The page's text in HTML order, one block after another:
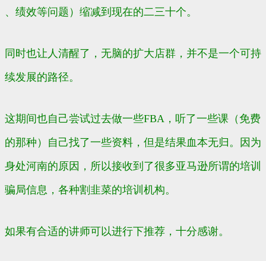
、绩效等问题）缩减到现在的二三十个。
同时也让人清醒了，无脑的扩大店群，并不是一个可持
续发展的路径。
这期间也自己尝试过去做一些FBA，听了一些课（免费
的那种）自己找了一些资料，但是结果血本无归。因为
身处河南的原因，所以接收到了很多亚马逊所谓的培训
骗局信息，各种割韭菜的培训机构。
如果有合适的讲师可以进行下推荐，十分感谢。